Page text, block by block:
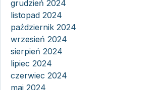
grudzień 2024
listopad 2024
październik 2024
wrzesień 2024
sierpień 2024
lipiec 2024
czerwiec 2024
maj 2024